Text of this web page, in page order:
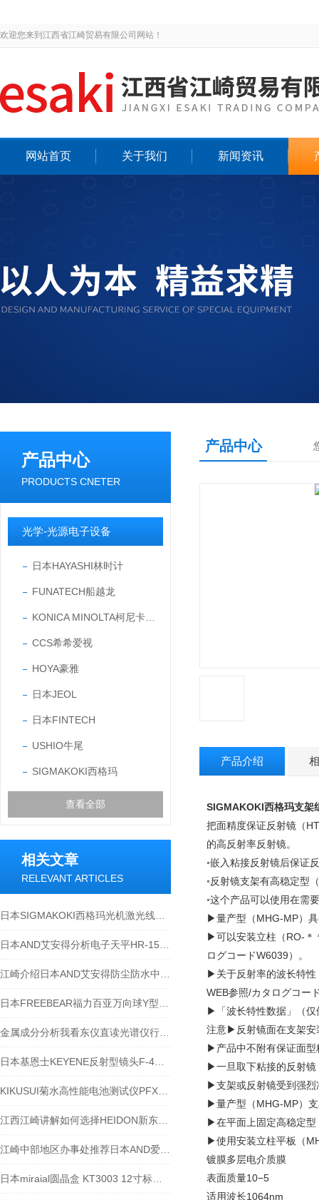
欢迎您来到江西省江崎贸易有限公司网站！
网站首页 关于我们 新闻资讯
产品中心
PRODUCTS CNETER
光学-光源电子设备
日本HAYASHI林时计
FUNATECH船越龙
CCS希希爱视
HOYA豪雅
日本JEOL
日本FINTECH
USHIO牛尾
SIGMAKOKI西格玛
查看全部
相关文章
RELEVANT ARTICLES
产品中心
产品介绍
SIGMAKOKI西格玛支架
把面精度保证反射镜（
的高反射率反射镜。
◦嵌入粘接反射镜后保证
◦反射镜支架有高稳定型
◦这个产品可以使用在需
▶量产型（MHG-MP）
▶可以安装立柱（RO-＊
ログコードW6039）。
▶关于反射率的波长特性
WEB参照/カタログコー
▶「波长特性数据」（仅
注意▶反射镜面在支架安
▶产品中不附有保证面型
▶一旦取下粘接的反射镜
▶支架或反射镜受到强烈
▶量产型（MHG-MP）
▶在平面上固定高稳定型
▶使用安装立柱平板（
镀膜多层电介质膜
表面质量10−5
适用波长1064nm